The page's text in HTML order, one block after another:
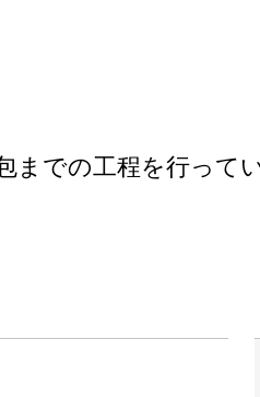
での工程を行って